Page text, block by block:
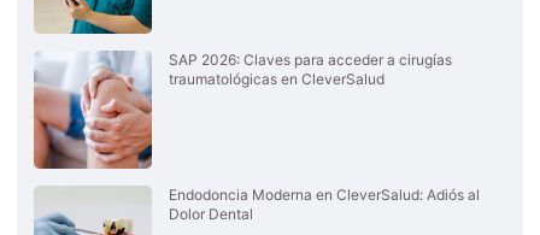
SAP 2026: Claves para acceder a cirugías
traumatológicas en CleverSalud
Endodoncia Moderna en CleverSalud: Adiós al
Dolor Dental